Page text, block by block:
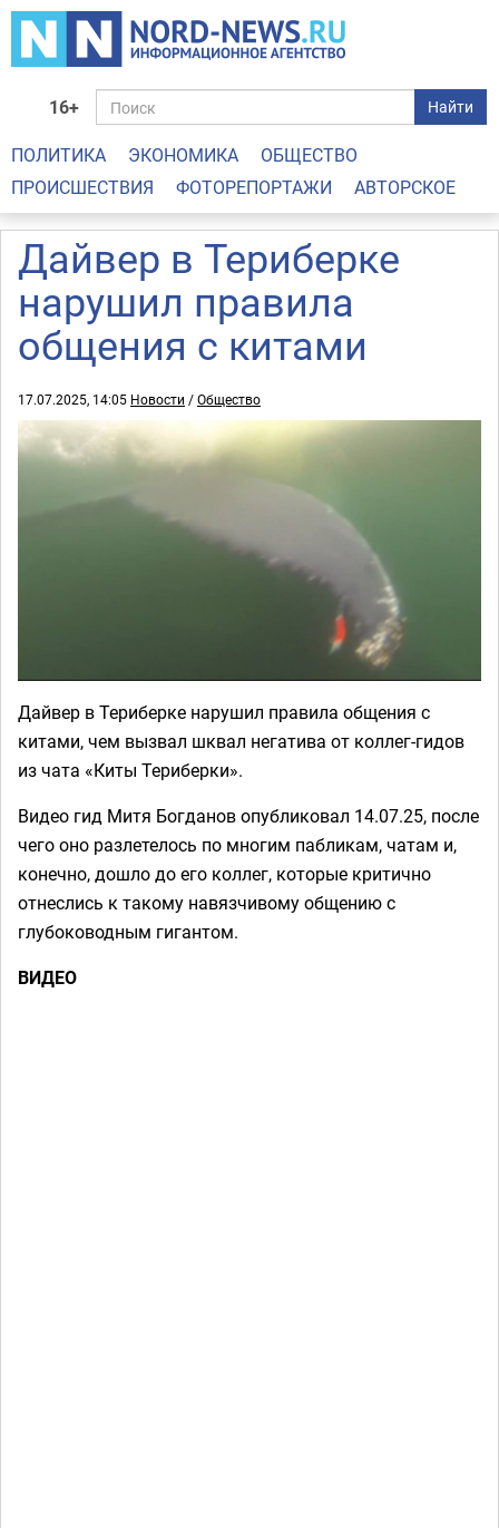
16+ Найти
ПОЛИТИКА ЭКОНОМИКА
ОБЩЕСТВО
ПРОИСШЕСТВИЯ
ФОТОРЕПОРТАЖИ АВТОРСКОЕ
Дайвер в Териберке
нарушил правила
общения с китами
17.07.2025, 14:05 Новости /Общество
Дайвер в Териберке нарушил правила общения с
китами, чем вызвал шквал негатива от коллег-гидов
из чата «Киты Териберки».
Видео гид Митя Богданов опубликовал 14.07.25, после
чего оно разлетелось по многим пабликам, чатам и,
конечно, дошло до его коллег, которые критично
отнеслись к такому навязчивому общению с
глубоководным гигантом.
ВИДЕО